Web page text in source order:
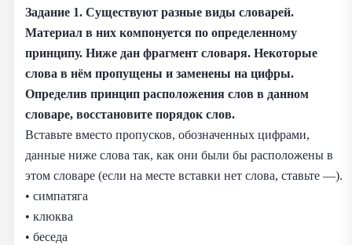
Задание 1. Существуют разные виды словарей.
Материал в них компонуется по определенному
принципу. Ниже дан фрагмент словаря. Некоторые
слова в нём пропущены и заменены на цифры.
Определив принцип расположения слов в данном
словаре, восстановите порядок слов.
Вставьте вместо пропусков, обозначенных цифрами,
данные ниже слова так, как они были бы расположены в
этом словаре (если на месте вставки нет слова, ставьте —).
• симпатяга
• клюква
• беседа